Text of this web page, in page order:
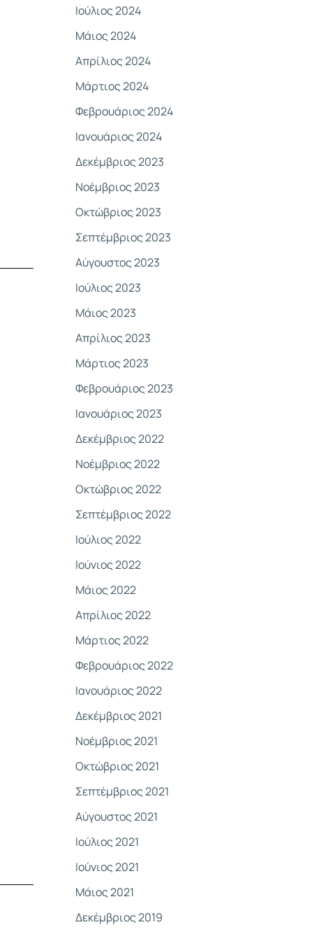
Ιούλιος 2024
Μάιος 2024
Απρίλιος 2024
Μάρτιος 2024
Φεβρουάριος 2024
Ιανουάριος 2024
Δεκέμβριος 2023
Νοέμβριος 2023
Οκτώβριος 2023
Σεπτέμβριος 2023
Αύγουστος 2023
Ιούλιος 2023
Μάιος 2023
Απρίλιος 2023
Μάρτιος 2023
Φεβρουάριος 2023
Ιανουάριος 2023
Δεκέμβριος 2022
Νοέμβριος 2022
Οκτώβριος 2022
Σεπτέμβριος 2022
Ιούλιος 2022
Ιούνιος 2022
Μάιος 2022
Απρίλιος 2022
Μάρτιος 2022
Φεβρουάριος 2022
Ιανουάριος 2022
Δεκέμβριος 2021
Νοέμβριος 2021
Οκτώβριος 2021
Σεπτέμβριος 2021
Αύγουστος 2021
Ιούλιος 2021
Ιούνιος 2021
Μάιος 2021
Δεκέμβριος 2019